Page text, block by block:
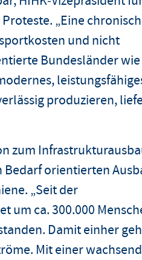
„Eine
und nicht
Bundesländer wie
produzieren,
zum
Bedarf orientierten
„Seit der
um ca. 300.000
Damit einher
Mit einer